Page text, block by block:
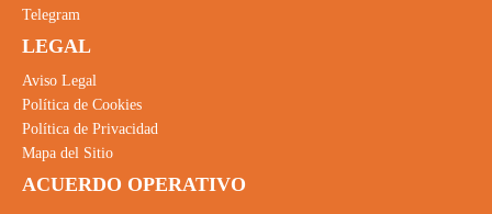
Telegram
LEGAL
Aviso Legal
Política de Cookies
Política de Privacidad
Mapa del Sitio
ACUERDO OPERATIVO